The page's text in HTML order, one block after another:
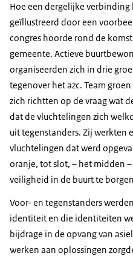
Hoe een dergelijke
geïllustreerd door een
congres hoorde rond de
gemeente. Actieve
organiseerden zich in drie
tegenover het azc. Team
zich richtten op de vraag wat
dat de vluchtelingen zich
uit tegenstanders. Zij werkten
vluchtelingen dat werd
oranje, tot slot, – het midden
veiligheid in de buurt te
Voor- en tegenstanders
identiteit en die identiteiten
bijdrage in de opvang van
werken aan oplossingen